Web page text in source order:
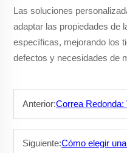
Las soluciones
adaptar las propiedades de
específicas, mejorando los
defectos y necesidades de
Anterior:Correa Redonda:
Siguiente:Cómo elegir una